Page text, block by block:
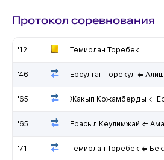
Протокол соревнования
'12 Темирлан Торебек
'46 Ерсултан Торекул ⇐
'65 Жакып Кожамберды ⇐
'65 Ерасыл Кеулимжай ⇐
'71 Темирлан Торебек ⇐